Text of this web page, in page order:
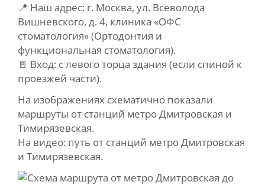
📍 Наш адрес: г. Москва, ул. Всеволода
Вишневского, д. 4, клиника «ОФС
стоматология» (Ортодонтия и
функциональная стоматология).
🚪 Вход: с левого торца здания (если спиной к
проезжей части).
На изображениях схематично показали
маршруты от станций метро Дмитровская и
Тимирязевская.
На видео: путь от станций метро Дмитровская
и Тимирязевская.